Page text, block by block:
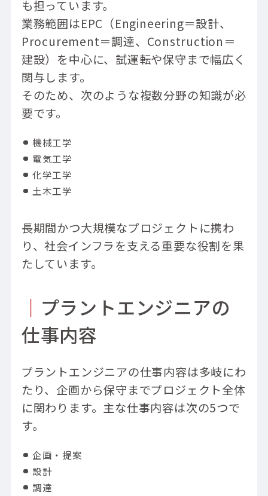
技術的好奇心が旺盛で学び続けられる人
現場作業やものづくりを楽しめる人
リーダーシップを発揮できる人
プラントエンジニアの将来性
国内市場の現状と課題
海外市場の成長性
新分野・新技術での需要拡大
トエンジニアのキャリアを始めましょう
も担っています。
業務範囲はEPC（Engineering＝設計、
Procurement＝調達、Construction＝
建設）を中心に、試運転や保守まで幅広く
関与します。
そのため、次のような複数分野の知識が必
要です。
機械工学
電気工学
化学工学
土木工学
長期間かつ大規模なプロジェクトに携わ
り、社会インフラを支える重要な役割を果
たしています。
｜ プラントエンジニアの
仕事内容
プラントエンジニアの仕事内容は多岐にわ
たり、企画から保守までプロジェクト全体
に関わります。主な仕事内容は次の5つで
す。
企画・提案
設計
調達